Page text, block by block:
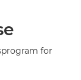
for